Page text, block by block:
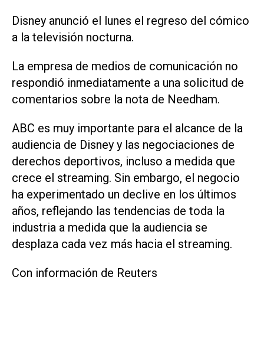
Disney anunció el lunes el regreso del cómico
a la televisión nocturna.
La empresa de medios de comunicación no
respondió inmediatamente a una solicitud de
comentarios sobre la nota de Needham.
ABC es muy importante para el alcance de la
audiencia de Disney y las negociaciones de
derechos deportivos, incluso a medida que
crece el streaming. Sin embargo, el negocio
ha experimentado un declive en los últimos
años, reflejando las tendencias de toda la
industria a medida que la audiencia se
desplaza cada vez más hacia el streaming.
Con información de Reuters